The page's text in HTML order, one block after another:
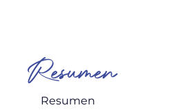
Resumen
Resumen